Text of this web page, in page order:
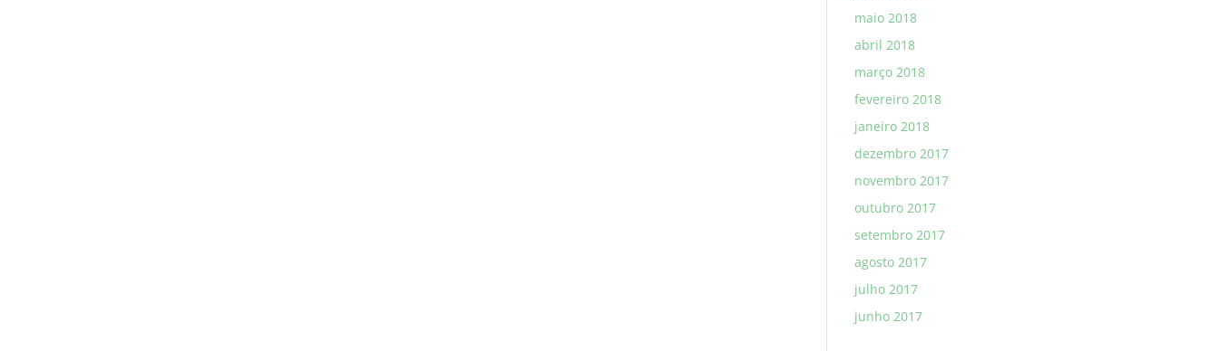
maio 2018
abril 2018
março 2018
fevereiro 2018
janeiro 2018
dezembro 2017
novembro 2017
outubro 2017
setembro 2017
agosto 2017
julho 2017
junho 2017